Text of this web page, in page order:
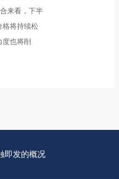
来看，下半
格将持续松
也将削
即发的概况